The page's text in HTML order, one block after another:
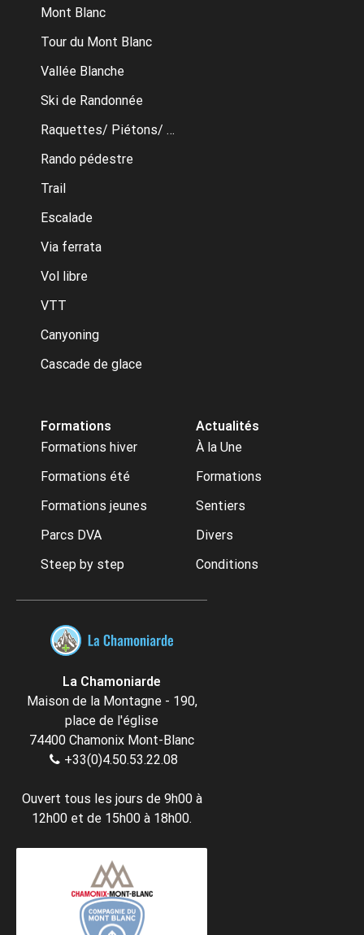
La Chamoniarde
Maison de la Montagne - 190,
place de l'église
74400 Chamonix Mont-Blanc
+33(0)4.50.53.22.08
Ouvert tous les jours de 9h00 à
12h00 et de 15h00 à 18h00.
Mont Blanc
Tour du Mont Blanc
Vallée Blanche
Ski de Randonnée
Raquettes/ Piétons/ Ski de fond
Rando pédestre
Trail
Escalade
Via ferrata
Vol libre
VTT
Canyoning
Cascade de glace
Formations
Formations hiver
Formations été
Formations jeunes
Parcs DVA
Steep by step
Actualités
À la Une
Formations
Sentiers
Divers
Conditions